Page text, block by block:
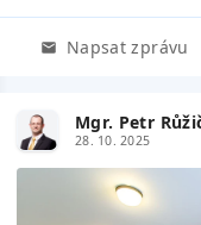
Napsat zprávu
Mgr. Petr
28. 10. 2025